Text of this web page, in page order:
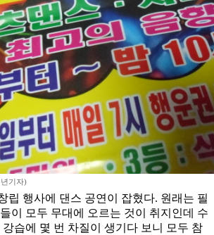
기자)
립 행사에 댄스 공연이 잡혔다. 원래는 필
이 모두 무대에 오르는 것이 취지인데 수
습에 몇 번 차질이 생기다 보니 모두 참